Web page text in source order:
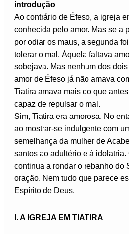
introdução
Ao contrário de Éfeso, a igreja
conhecida pelo amor. Mas se a
por odiar os maus, a segunda
tolerar o mal. Àquela faltava
sobejava. Mas nenhum dos
amor de Éfeso já não amava
Tiatira amava mais do que
capaz de repulsar o mal.
Sim, Tiatira era amorosa. No
ao mostrar-se indulgente com
semelhança da mulher de
santos ao adultério e à idolatria.
continua a rondar o rebanho do
oração. Nem tudo que parece
Espírito de Deus.
I. A IGREJA EM TIATIRA